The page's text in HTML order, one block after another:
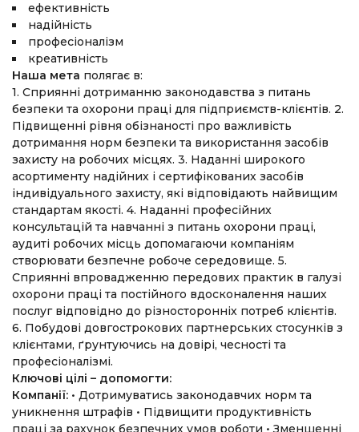
ефективність
надійність
професіоналізм
креативність
Наша мета полягає в:
1. Сприянні дотриманню законодавства з питань
безпеки та охорони праці для підприємств-клієнтів. 2.
Підвищенні рівня обізнаності про важливість
дотримання норм безпеки та використання засобів
захисту на робочих місцях. 3. Наданні широкого
асортименту надійних і сертифікованих засобів
індивідуального захисту, які відповідають найвищим
стандартам якості. 4. Наданні професійних
консультацій та навчанні з питань охорони праці,
аудиті робочих місць допомагаючи компаніям
створювати безпечне робоче середовище. 5.
Сприянні впровадженню передових практик в галузі
охорони праці та постійного вдосконалення наших
послуг відповідно до різносторонніх потреб клієнтів.
6. Побудові довгострокових партнерських стосунків з
клієнтами, ґрунтуючись на довірі, чесності та
професіоналізмі.
Ключові цілі – допомогти:
Компанії: • Дотримуватись законодавчих норм та
уникнення штрафів • Підвищити продуктивність
праці за рахунок безпечних умов роботи • Зменшенні